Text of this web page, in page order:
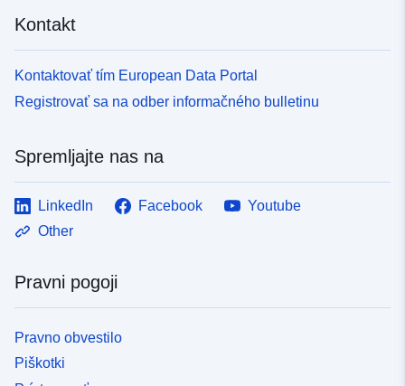
Kontakt
Kontaktovať tím European Data Portal
Registrovať sa na odber informačného bulletinu
Spremljajte nas na
LinkedIn Facebook
Youtube
Other
Pravni pogoji
Pravno obvestilo
Piškotki